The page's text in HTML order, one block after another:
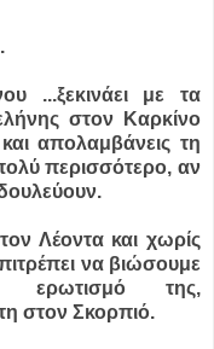
...ξεκινάει με τα
στον Καρκίνο
απολαμβάνεις τη
περισσότερο, αν
Λέοντα και χωρίς
να βιώσουμε
ερωτισμό της,
στον Σκορπιό.